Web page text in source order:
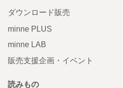
ダウンロード販売
minne PLUS
minne LAB
販売支援企画・イベント
読みもの